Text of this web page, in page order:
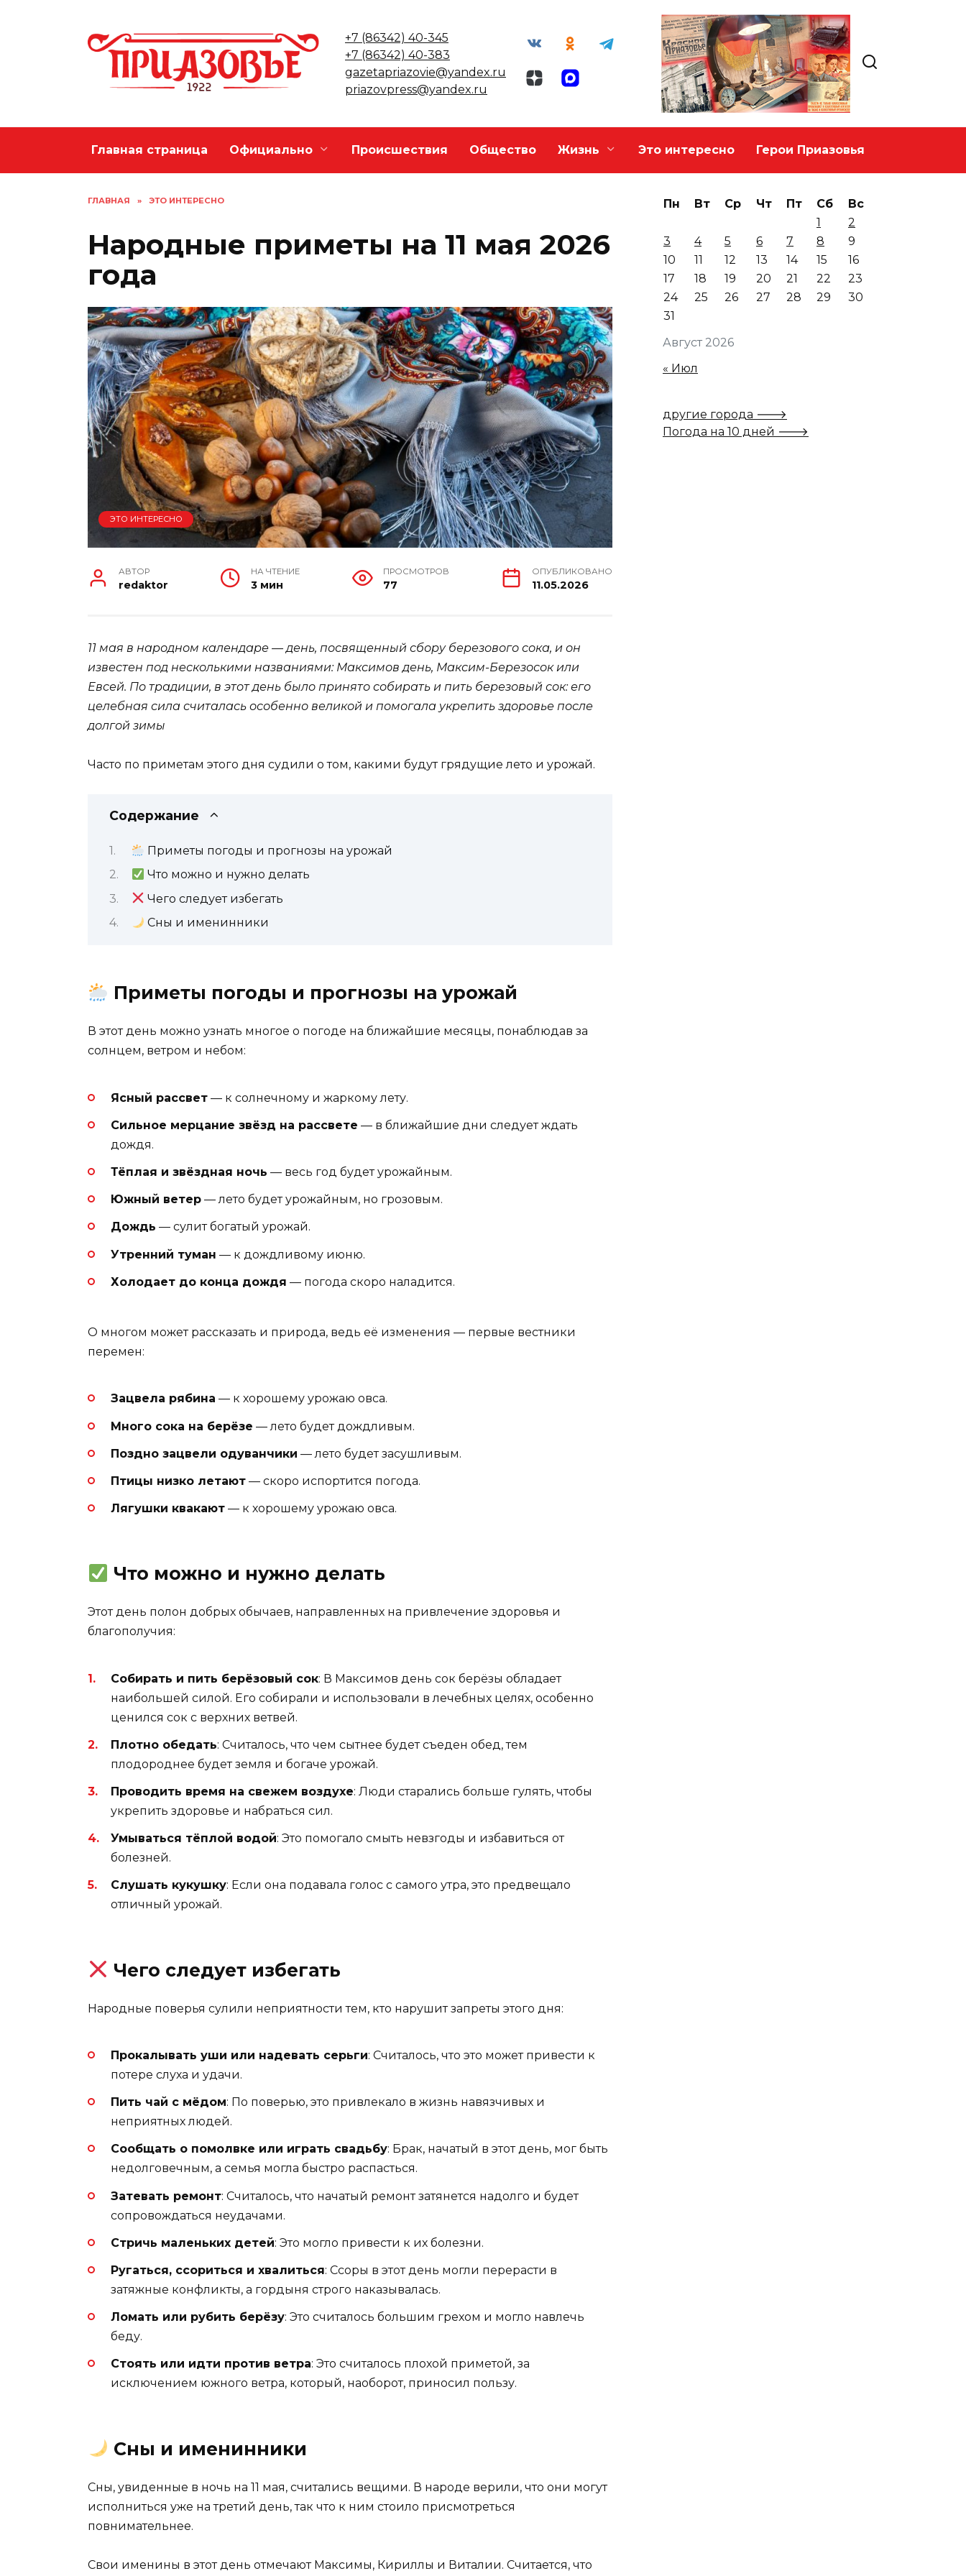
+7 (86342) 40-345
+7 (86342) 40-383
gazetapriazovie@yandex.ru
priazovpress@yandex.ru
Главная страница Официально Происшествия Общество Жизнь Это интересно Герои Приазовья
ГЛАВНАЯ » ЭТО ИНТЕРЕСНО
Народные приметы на 11 мая 2026
года
ЭТО ИНТЕРЕСНО
АВТОР
redaktor
НА ЧТЕНИЕ
3 мин
ПРОСМОТРОВ
77
ОПУБЛИКОВАНО
11.05.2026
11 мая в народном календаре — день, посвященный сбору березового сока, и он
известен под несколькими названиями: Максимов день, Максим-Березосок или
Евсей. По традиции, в этот день было принято собирать и пить березовый сок: его
целебная сила считалась особенно великой и помогала укрепить здоровье после
долгой зимы
Часто по приметам этого дня судили о том, какими будут грядущие лето и урожай.
Содержание
Приметы погоды и прогнозы на урожай
Что можно и нужно делать
Чего следует избегать
Сны и именинники
Приметы погоды и прогнозы на урожай
В этот день можно узнать многое о погоде на ближайшие месяцы, понаблюдав за
солнцем, ветром и небом:
Ясный рассвет — к солнечному и жаркому лету.
Сильное мерцание звёзд на рассвете — в ближайшие дни следует ждать
дождя.
Тёплая и звёздная ночь — весь год будет урожайным.
Южный ветер — лето будет урожайным, но грозовым.
Дождь — сулит богатый урожай.
Утренний туман — к дождливому июню.
Холодает до конца дождя — погода скоро наладится.
О многом может рассказать и природа, ведь её изменения — первые вестники
перемен:
Зацвела рябина — к хорошему урожаю овса.
Много сока на берёзе — лето будет дождливым.
Поздно зацвели одуванчики — лето будет засушливым.
Птицы низко летают — скоро испортится погода.
Лягушки квакают — к хорошему урожаю овса.
Что можно и нужно делать
Этот день полон добрых обычаев, направленных на привлечение здоровья и
благополучия:
Собирать и пить берёзовый сок: В Максимов день сок берёзы обладает
наибольшей силой. Его собирали и использовали в лечебных целях, особенно
ценился сок с верхних ветвей.
Плотно обедать: Считалось, что чем сытнее будет съеден обед, тем
плодороднее будет земля и богаче урожай.
Проводить время на свежем воздухе: Люди старались больше гулять, чтобы
укрепить здоровье и набраться сил.
Умываться тёплой водой: Это помогало смыть невзгоды и избавиться от
болезней.
Слушать кукушку: Если она подавала голос с самого утра, это предвещало
отличный урожай.
Чего следует избегать
Народные поверья сулили неприятности тем, кто нарушит запреты этого дня:
Прокалывать уши или надевать серьги: Считалось, что это может привести к
потере слуха и удачи.
Пить чай с мёдом: По поверью, это привлекало в жизнь навязчивых и
неприятных людей.
Сообщать о помолвке или играть свадьбу: Брак, начатый в этот день, мог быть
недолговечным, а семья могла быстро распасться.
Затевать ремонт: Считалось, что начатый ремонт затянется надолго и будет
сопровождаться неудачами.
Стричь маленьких детей: Это могло привести к их болезни.
Ругаться, ссориться и хвалиться: Ссоры в этот день могли перерасти в
затяжные конфликты, а гордыня строго наказывалась.
Ломать или рубить берёзу: Это считалось большим грехом и могло навлечь
беду.
Стоять или идти против ветра: Это считалось плохой приметой, за
исключением южного ветра, который, наоборот, приносил пользу.
Сны и именинники
Сны, увиденные в ночь на 11 мая, считались вещими. В народе верили, что они могут
исполниться уже на третий день, так что к ним стоило присмотреться
повнимательнее.
Свои именины в этот день отмечают Максимы, Кириллы и Виталии. Считается, что
Август 2026
Пн Вт Ср Чт Пт Сб
Вс
1
2
3
4 5 6 7 8
9
10
11 12 13 14 15
16
17
18 19 20 21 22
23
24
25 26 27 28 29
30
31
« Июл
другие города 🡒
Погода на 10 дней 🡒